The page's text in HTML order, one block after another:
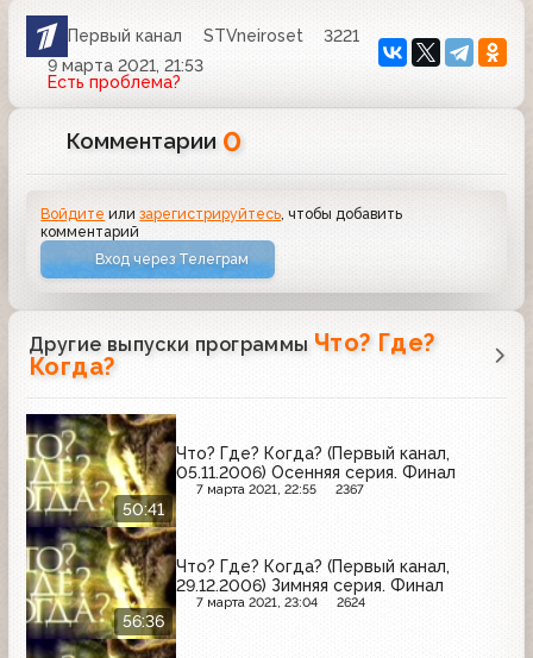
Первый канал STVneiroset
3221
9 марта 2021, 21:53
Есть проблема?
Комментарии 0
Войдите илизарегистрируйтесь , чтобы добавить
комментарий
Вход через Телеграм
Другие выпуски программы Что? Где?
Когда?
50:41
Что? Где? Когда? (Первый канал,
05.11.2006) Осенняя серия. Финал
7 марта 2021, 22:55 2367
56:36
Что? Где? Когда? (Первый канал,
29.12.2006) Зимняя серия. Финал
7 марта 2021, 23:04 2624